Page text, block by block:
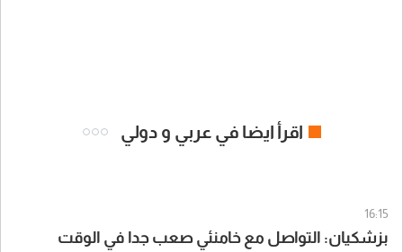
اقرأ ايضا في عربي و دولي
16:15
بزشكيان: التواصل مع خامنئي صعب جدا في الوقت